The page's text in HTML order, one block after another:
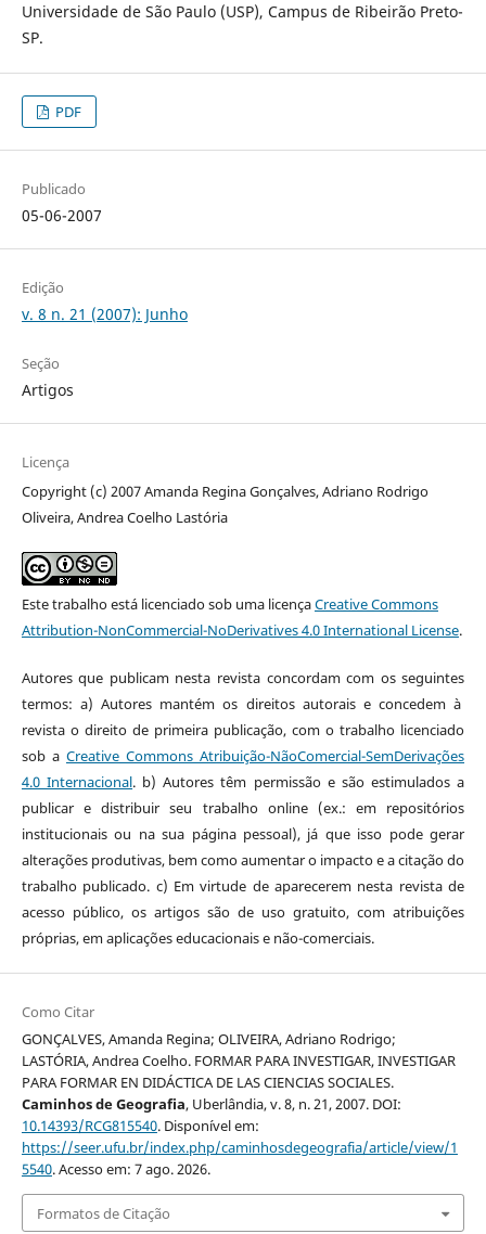
Universidade de São Paulo (USP), Campus de Ribeirão Preto-
SP.
PDF
Publicado
05-06-2007
Edição
v. 8 n. 21 (2007): Junho
Seção
Artigos
Licença
Copyright (c) 2007 Amanda Regina Gonçalves, Adriano Rodrigo
Oliveira, Andrea Coelho Lastória
Este trabalho está licenciado sob uma licençaCreative Commons
Attribution-NonCommercial-NoDerivatives 4.0 International License.
Autores que publicam nesta revista concordam com os seguintes
termos: a) Autores mantém os direitos autorais e concedem à
revista o direito de primeira publicação, com o trabalho licenciado
sob a Creative Commons Atribuição-NãoComercial-SemDerivações
4.0 Internacional. b) Autores têm permissão e são estimulados a
publicar e distribuir seu trabalho online (ex.: em repositórios
institucionais ou na sua página pessoal), já que isso pode gerar
alterações produtivas, bem como aumentar o impacto e a citação do
trabalho publicado. c) Em virtude de aparecerem nesta revista de
acesso público, os artigos são de uso gratuito, com atribuições
próprias, em aplicações educacionais e não-comerciais.
Como Citar
GONÇALVES, Amanda Regina; OLIVEIRA, Adriano Rodrigo;
LASTÓRIA, Andrea Coelho. FORMAR PARA INVESTIGAR, INVESTIGAR
PARA FORMAR EN DIDÁCTICA DE LAS CIENCIAS SOCIALES.
Caminhos de Geografia, Uberlândia, v. 8, n. 21, 2007. DOI:
10.14393/RCG815540. Disponível em:
https://seer.ufu.br/index.php/caminhosdegeografia/article/view/1
5540. Acesso em: 7 ago. 2026.
Formatos de Citação